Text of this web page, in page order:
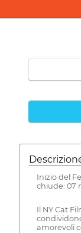
Inizio del
chiude: 07
Il NY Cat
amorevoli